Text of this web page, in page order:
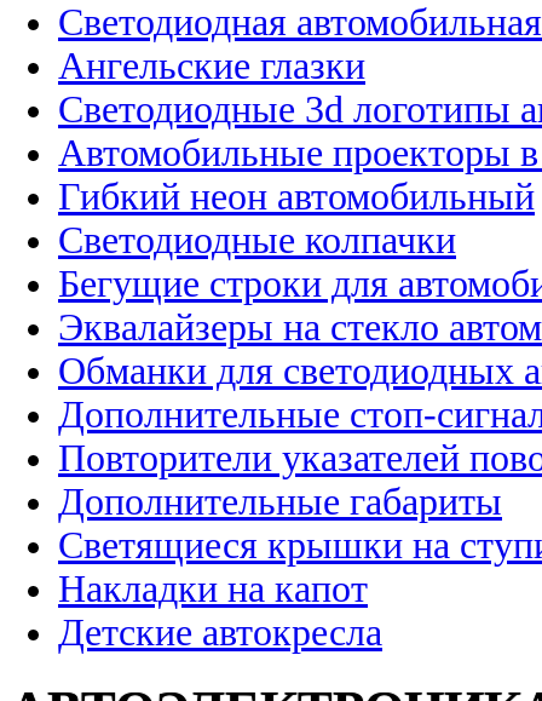
Светодиодная
Ангельские глазки
Светодиодные 3d логотипы
Автомобильные проекторы
Гибкий неон автомобильный
Светодиодные колпачки
Бегущие строки для
Эквалайзеры на стекло
Обманки для светодиодных
Дополнительные стоп-
Повторители указателей
Дополнительные габариты
Светящиеся крышки на
Накладки на капот
Детские автокресла